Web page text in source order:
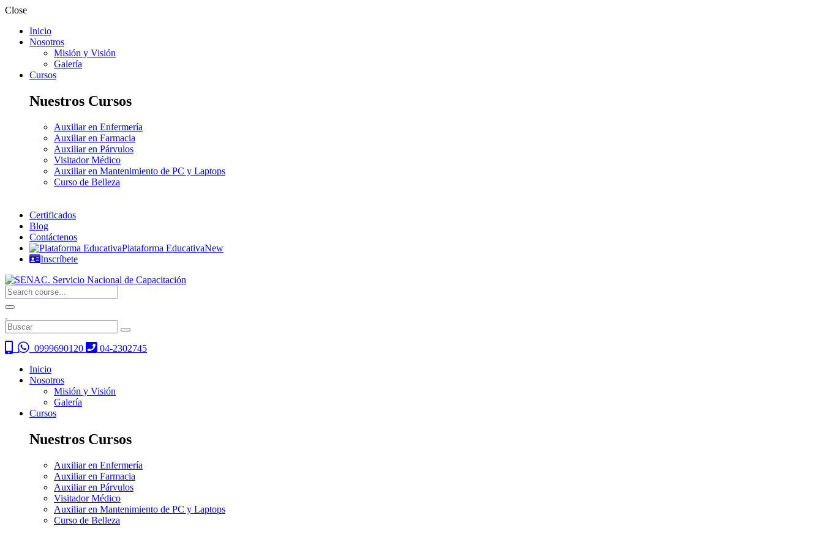
Close
Inicio
Nosotros
Misión y Visión
Galería
Cursos
Nuestros Cursos
Auxiliar en Enfermería
Auxiliar en Farmacia
Auxiliar en Párvulos
Visitador Médico
Auxiliar en Mantenimiento de PC y Laptops
Curso de Belleza
Certificados
Blog
Contáctenos
Plataforma EducativaNew
Inscríbete
0999690120
04-2302745
Inicio
Nosotros
Misión y Visión
Galería
Cursos
Nuestros Cursos
Auxiliar en Enfermería
Auxiliar en Farmacia
Auxiliar en Párvulos
Visitador Médico
Auxiliar en Mantenimiento de PC y Laptops
Curso de Belleza